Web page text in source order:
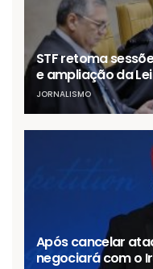
STF retoma
e ampliação da
JORNALISMO
Após cancelar
negociará com o